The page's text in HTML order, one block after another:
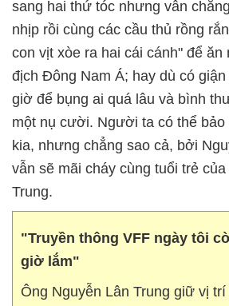
sang hai thứ tóc nhưng vẫn
nhịp rồi cùng các cầu thủ rồng
con vịt xòe ra hai cái cánh" để
địch Đông Nam Á; hay dù có
giờ để bụng ai quá lâu và bình
một nụ cười. Người ta có thể bảo
kia, nhưng chẳng sao cả, bởi
vẫn sẽ mãi cháy cùng tuổi trẻ
Trung.
"Truyền thông VFF ngày tôi
giờ lắm"
Ông Nguyễn Lân Trung giữ vị